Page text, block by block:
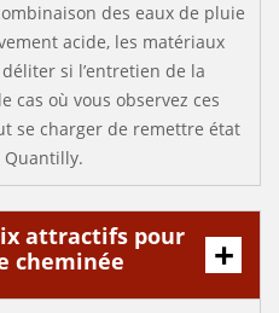
des eaux de pluie
acide, les matériaux
si l’entretien de la
cas où vous observez ces
se charger de remettre état
Quantilly.
attractifs pour
cheminée